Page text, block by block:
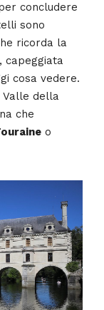
concludere
sono
ricorda la
capeggiata
cosa vedere.
della
che
o